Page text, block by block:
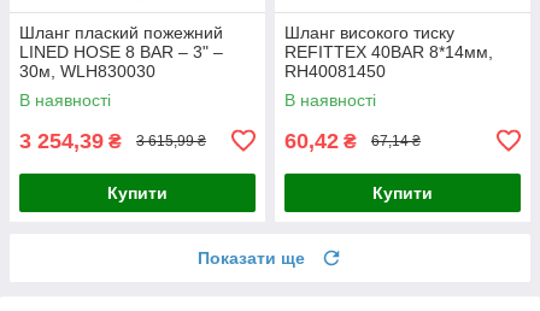
Шланг плаский пожежний
LINED HOSE 8 BAR – 3" –
30м, WLH830030
В наявності
3 254,39 ₴ 3 615,99 ₴
Купити
Шланг високого тиску
REFITTEX 40BAR 8*14мм,
RH40081450
В наявності
60,42 ₴ 67,14 ₴
Купити
Показати ще